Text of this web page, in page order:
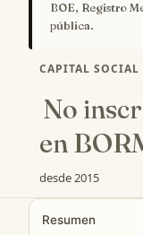
BOE, Registro
pública.
CAPITAL SOCIAL
No
en
desde 2015
Resumen